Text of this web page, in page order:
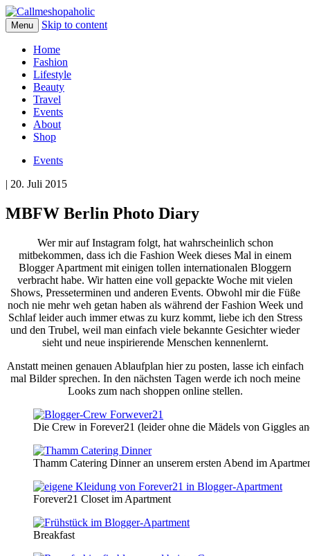
Menu Skip to content
Home
Fashion
Lifestyle
Beauty
Travel
Events
About
Shop
Events
| 20. Juli 2015
MBFW Berlin Photo Diary
Wer mir auf Instagram folgt, hat wahrscheinlich schon
mitbekommen, dass ich die Fashion Week dieses Mal in einem
Blogger Apartment mit einigen tollen internationalen Bloggern
verbracht habe. Wir hatten eine voll gepackte Woche mit vielen
Shows, Presseterminen und anderen Events. Obwohl mir die Füße
noch nie mehr weh getan haben als während der Fashion Week und
Schlaf leider auch immer etwas zu kurz kommt, liebe ich den Stress
und den Trubel, weil man einfach viele bekannte Gesichter wieder
sieht und neue inspirierende Menschen kennenlernt.
Anstatt meinen genauen Ablaufplan hier zu posten, lasse ich einfach
mal Bilder sprechen. In den nächsten Tagen werde ich noch meine
Looks zum nach shoppen online stellen.
Die Crew in Forever21 (leider ohne die Mädels von Giggles
Thamm Catering Dinner an unserem ersten Abend im
Forever21 Closet im Apartment
Breakfast